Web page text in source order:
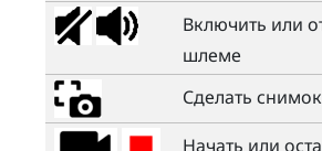
Включить или
шлеме
Сделать
Начать или